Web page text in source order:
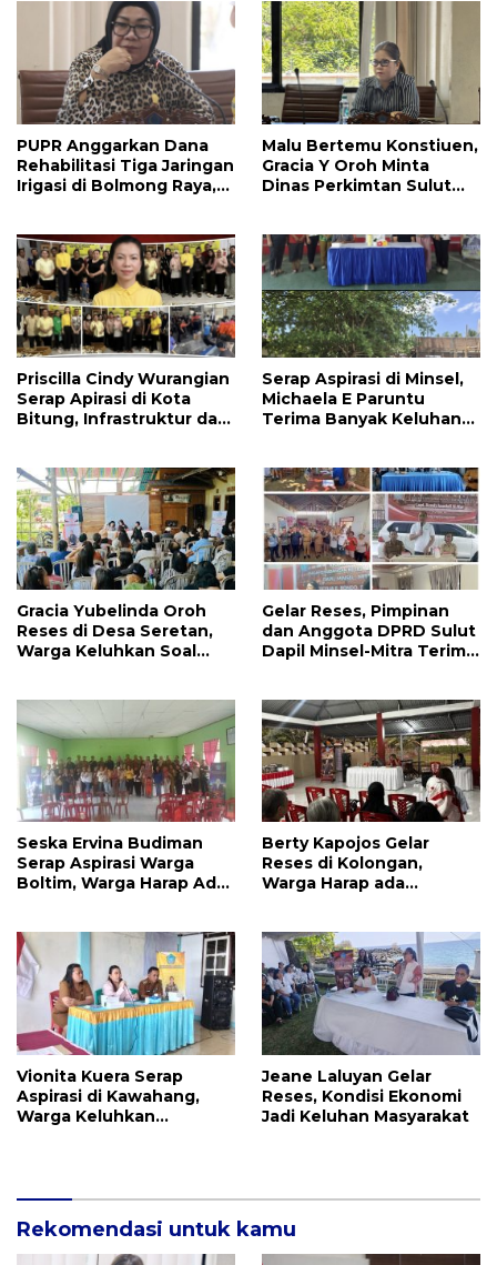
PUPR Anggarkan Dana
Rehabilitasi Tiga Jaringan
Irigasi di Bolmong Raya,
Malu Bertemu Konstiuen,
Gracia Y Oroh Minta
Dinas Perkimtan Sulut
Jalan di Tandengan I
Priscilla Cindy Wurangian
Serap Apirasi di Kota
Bitung, Infrastruktur dan
Warga
Serap Aspirasi di Minsel,
Michaela E Paruntu
Terima Banyak Keluhan
Gracia Yubelinda Oroh
Reses di Desa Seretan,
Warga Keluhkan Soal
Gelar Reses, Pimpinan
dan Anggota DPRD Sulut
Dapil Minsel-Mitra Terima
Seska Ervina Budiman
Serap Aspirasi Warga
Boltim, Warga Harap Ada
Berty Kapojos Gelar
Reses di Kolongan,
Warga Harap ada
Vionita Kuera Serap
Aspirasi di Kawahang,
Warga Keluhkan
Jeane Laluyan Gelar
Reses, Kondisi Ekonomi
Jadi Keluhan Masyarakat
Rekomendasi untuk kamu